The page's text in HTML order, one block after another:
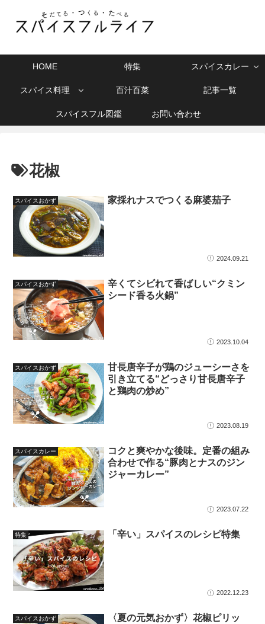
HOME 特集 スパイスカレー
スパイス料理 百汁百菜 記事一覧
スパイスフル図鑑 お問い合わせ
花椒
スパイスおかず 家採れナスでつくる麻婆茄子
2024.09.21
スパイスおかず
辛くてシビれて香ばしい“クミン
シード香る火鍋”
2023.10.04
スパイスおかず
甘長唐辛子が鶏のジューシーさを
引き立てる“どっさり甘長唐辛子
と鶏肉の炒め”
2023.08.19
スパイスカレー
コクと爽やかな後味。定番の組み
合わせで作る“豚肉とナスのジン
ジャーカレー”
2023.07.22
特集 「辛い」スパイスのレシピ特集
2022.12.23
スパイスおかず
〈夏の元気おかず〉花椒ピリッ